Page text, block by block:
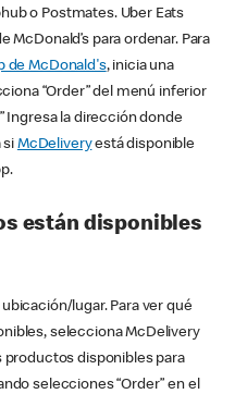
o Postmates. Uber Eats
para ordenar. Para
de McDonald's, inicia una
“Order” del menú inferior
Ingresa la dirección donde
si McDeliveryestá disponible
están disponibles
lugar. Para ver qué
selecciona McDelivery
productos disponibles para
selecciones “Order” en el